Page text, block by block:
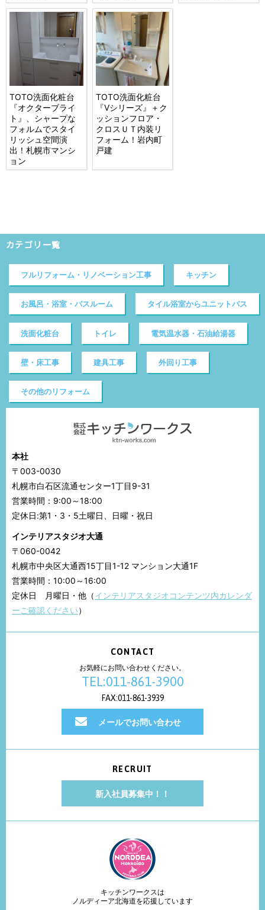
TOTO洗面化粧台
『オクターブライ
ト』、シャープな
フォルムでスタイ
リッシュ空間演
出！札幌市マンシ
ョン
TOTO洗面化粧台
『Vシリーズ』＋ク
ッションフロア・
クロスＵＴ内装リ
フォーム！岩内町
戸建
カテゴリ一覧
フルリフォーム・リノベーション工事 キッチン
お風呂・浴室・バスルーム タイル浴室からユニットバス
洗面化粧台 トイレ 電気温水器・石油給湯器
壁・床工事 建具工事 外回り工事
その他のリフォーム
本社
〒003-0030
札幌市白石区流通センター1丁目9-31
営業時間：9:00～18:00
定休日:第1・3・5土曜日、日曜・祝日
インテリアスタジオ大通
〒060-0042
札幌市中央区大通西15丁目1-12 マンション大通1F
営業時間：10:00～16:00
定休日 月曜日・他（インテリアスタジオコンテンツ内カレンダ
ーご確認ください）
CONTACT
お気軽にお問い合わせください。
TEL:011-861-3900
FAX:011-861-3939
メールでお問い合わせ
RECRUIT
新入社員募集中！！
キッチンワークスは
ノルディーア北海道を応援しています